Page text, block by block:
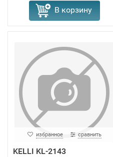
В корзину
избранное сравнить
KELLI KL-2143